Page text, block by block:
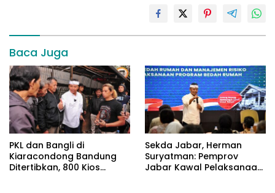
Baca Juga
PKL dan Bangli di
Kiaracondong Bandung
Ditertibkan, 800 Kios
Sekda Jabar, Herman
Suryatman: Pemprov
Jabar Kawal Pelaksanaan